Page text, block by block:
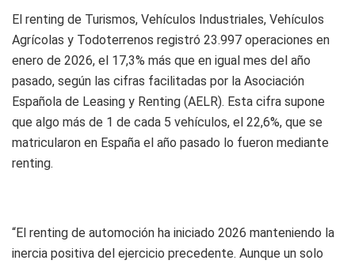
El renting de Turismos, Vehículos Industriales, Vehículos
Agrícolas y Todoterrenos registró 23.997 operaciones en
enero de 2026, el 17,3% más que en igual mes del año
pasado, según las cifras facilitadas por la Asociación
Española de Leasing y Renting (AELR). Esta cifra supone
que algo más de 1 de cada 5 vehículos, el 22,6%, que se
matricularon en España el año pasado lo fueron mediante
renting.
“El renting de automoción ha iniciado 2026 manteniendo la
inercia positiva del ejercicio precedente. Aunque un solo